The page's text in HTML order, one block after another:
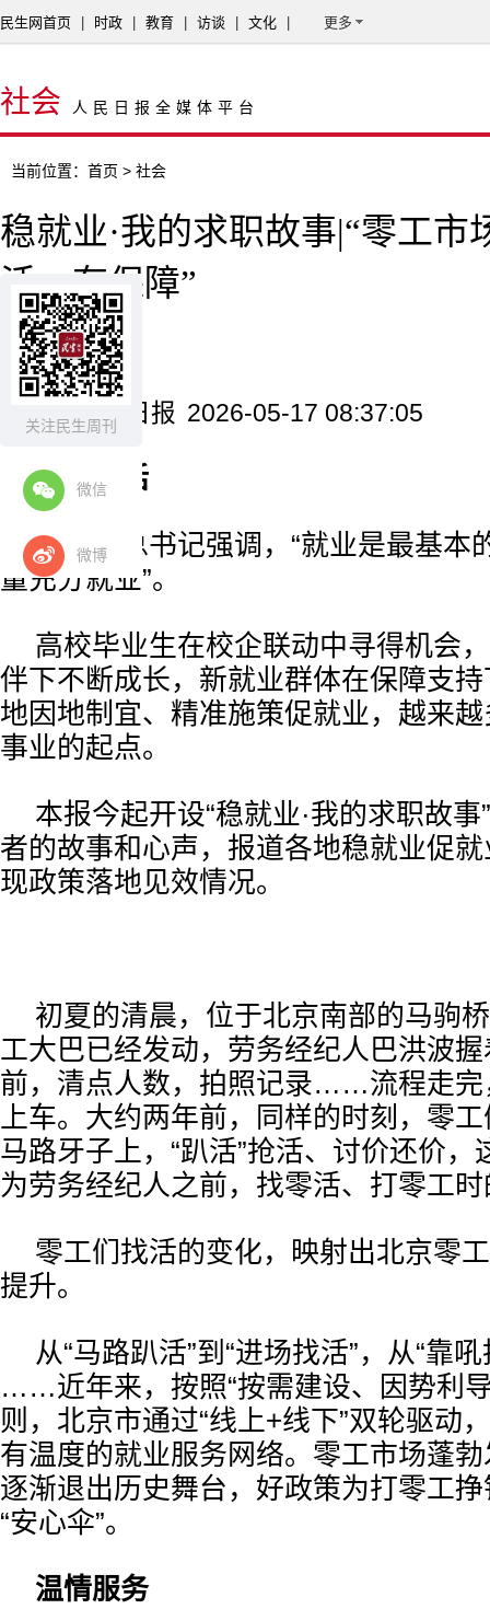
关注民生周刊
微信
微博
民生网首页 时政 教育 访谈 文化 更多
社会 人民日报全媒体平台
当前位置： 首页 > 社会
稳就业·我的求职故事|“零工市
活、有保障”
潘俊强
来源：人民日报 2026-05-17 08:37:05
开栏的话
习近平总书记强调，“就业是最基本
量充分就业”。
高校毕业生在校企联动中寻得机会
伴下不断成长，新就业群体在保障支
地因地制宜、精准施策促就业，越来
事业的起点。
本报今起开设“稳就业·我的求职故
者的故事和心声，报道各地稳就业促
现政策落地见效情况。
初夏的清晨，位于北京南部的马驹
工大巴已经发动，劳务经纪人巴洪波
前，清点人数，拍照记录……流程走完
上车。大约两年前，同样的时刻，零
马路牙子上，“趴活”抢活、讨价还价，
为劳务经纪人之前，找零活、打零工
零工们找活的变化，映射出北京零
提升。
从“马路趴活”到“进场找活”，从“靠
……近年来，按照“按需建设、因势利
则，北京市通过“线上+线下”双轮驱动
有温度的就业服务网络。零工市场蓬勃
逐渐退出历史舞台，好政策为打零工
“安心伞”。
温情服务